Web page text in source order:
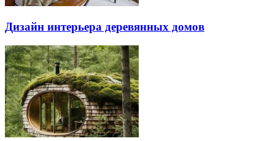
Дизайн интерьера деревянных домов